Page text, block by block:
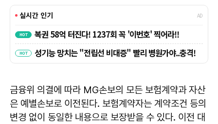
금융위 의결에 따라 MG손보의 모든 보험계약과 자산
은 예별손보로 이전된다. 보험계약자는 계약조건 등의
변경 없이 동일한 내용으로 보장받을 수 있다. 이전 대